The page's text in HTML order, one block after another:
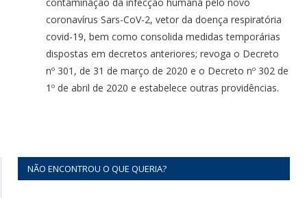
coronavírus Sars-CoV-2, vetor da doença respiratória
covid-19, bem como consolida medidas temporárias
dispostas em decretos anteriores; revoga o Decreto
nº 301, de 31 de março de 2020 e o Decreto nº 302 de
1º de abril de 2020 e estabelece outras providências.
NÃO ENCONTROU O QUE QUERIA?